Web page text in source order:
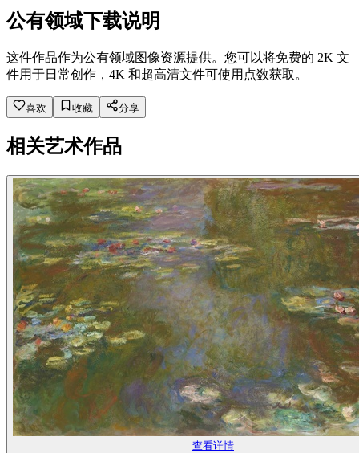
公有领域下载说明
这件作品作为公有领域图像资源提供。您可以将免费的 2K 文
件用于日常创作，4K 和超高清文件可使用点数获取。
喜欢 收藏 分享
相关艺术作品
查看详情